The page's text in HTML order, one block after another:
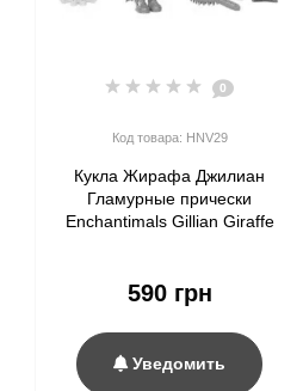
0
Код товара: HNV29
Кукла Жирафа Джилиан
Гламурные прически
Enchantimals Gillian Giraffe
590 грн
Уведомить